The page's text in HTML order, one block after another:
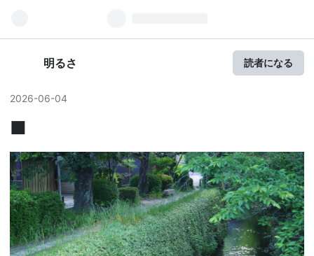
明るさ 読者になる
2026-06-04
■